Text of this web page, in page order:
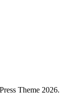
Theme 2026.